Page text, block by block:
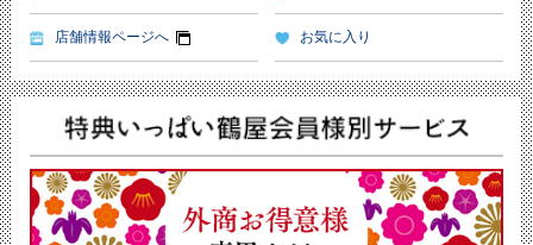
店舗情報ページへ お気に入り